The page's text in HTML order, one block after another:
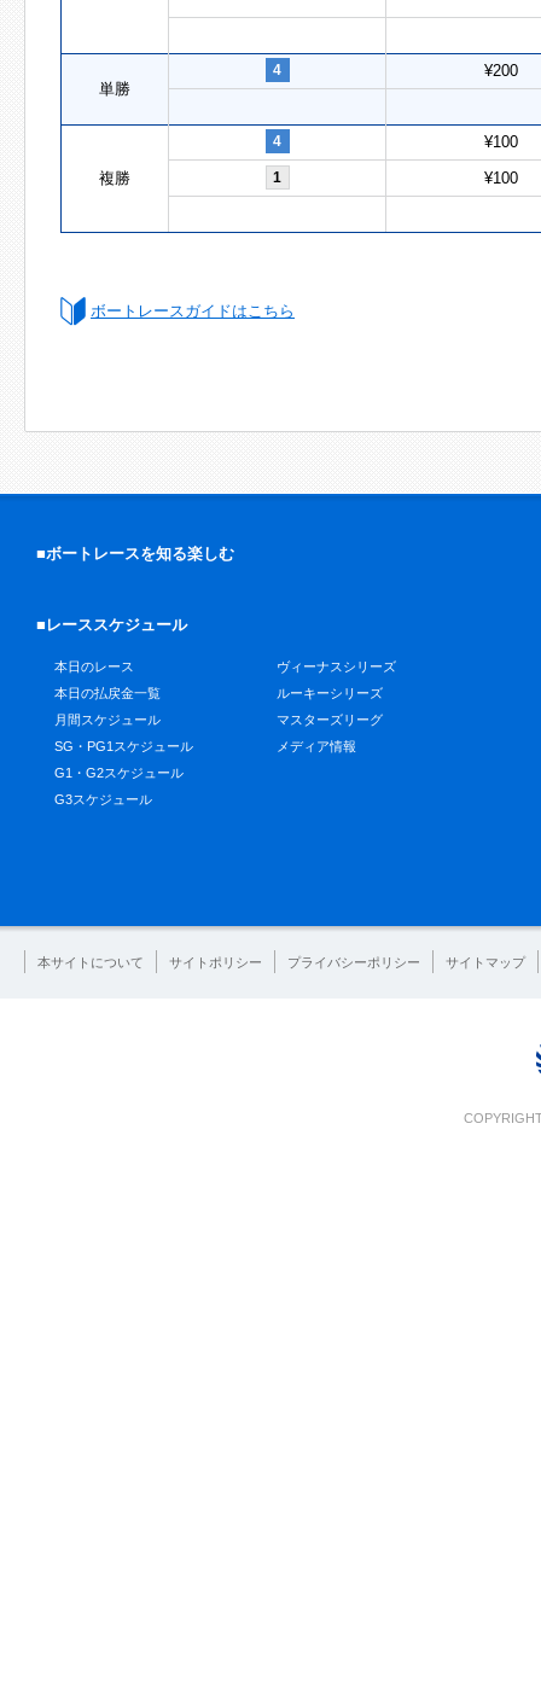
単勝
4 ¥200
複勝
4 ¥100
1 ¥100
ボートレースガイドはこちら
■ボートレースを知る楽しむ
■レーススケジュール
本日のレース
本日の払戻金一覧
月間スケジュール
SG・PG1スケジュール
G1・G2スケジュール
G3スケジュール
ヴィーナスシリーズ
ルーキーシリーズ
マスターズリーグ
メディア情報
本サイトについて サイトポリシー プライバシーポリシー サイトマップ